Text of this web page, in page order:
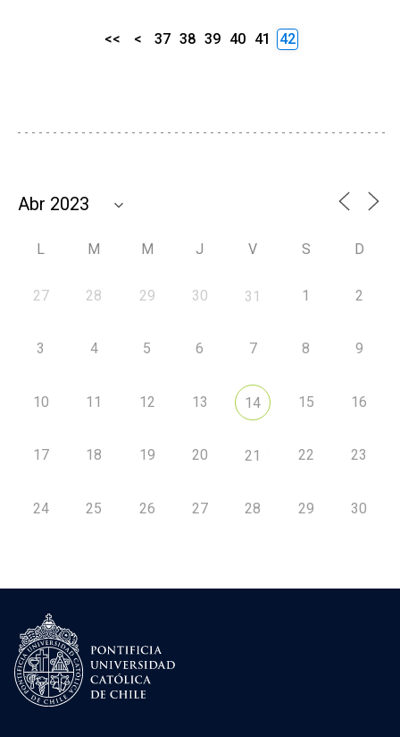
<< < 37 38 39 40 41 42
L M M J V S D
27 28 29 30 31 1 2
3 4 5 6 7 8 9
10 11 12 13 14 15 16
17 18 19 20 21 22 23
24 25 26 27 28 29 30